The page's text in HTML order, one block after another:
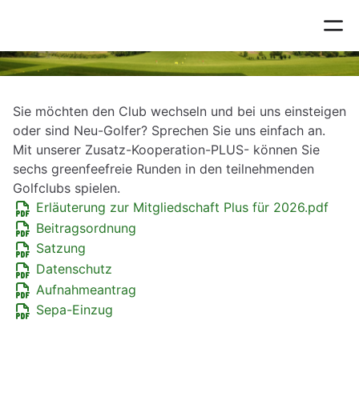
Sie möchten den Club wechseln und bei uns einsteigen
oder sind Neu-Golfer? Sprechen Sie uns einfach an.
Mit unserer Zusatz-Kooperation-PLUS- können Sie
sechs greenfeefreie Runden in den teilnehmenden
Golfclubs spielen.
Erläuterung zur Mitgliedschaft Plus für 2026.pdf
Beitragsordnung
Satzung
Datenschutz
Aufnahmeantrag
Sepa-Einzug